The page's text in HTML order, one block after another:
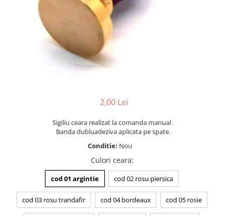
Placute gravate la comanda
Brelocuri gravate
2,00 Lei
Sigiliu ceara realizat la comanda manual .
Banda dubluadeziva aplicata pe spate.
Conditie: Nou
Culori ceara:
cod 01 argintie cod 02 rosu piersica
cod 03 rosu trandafir cod 04 bordeaux cod 05 rosie